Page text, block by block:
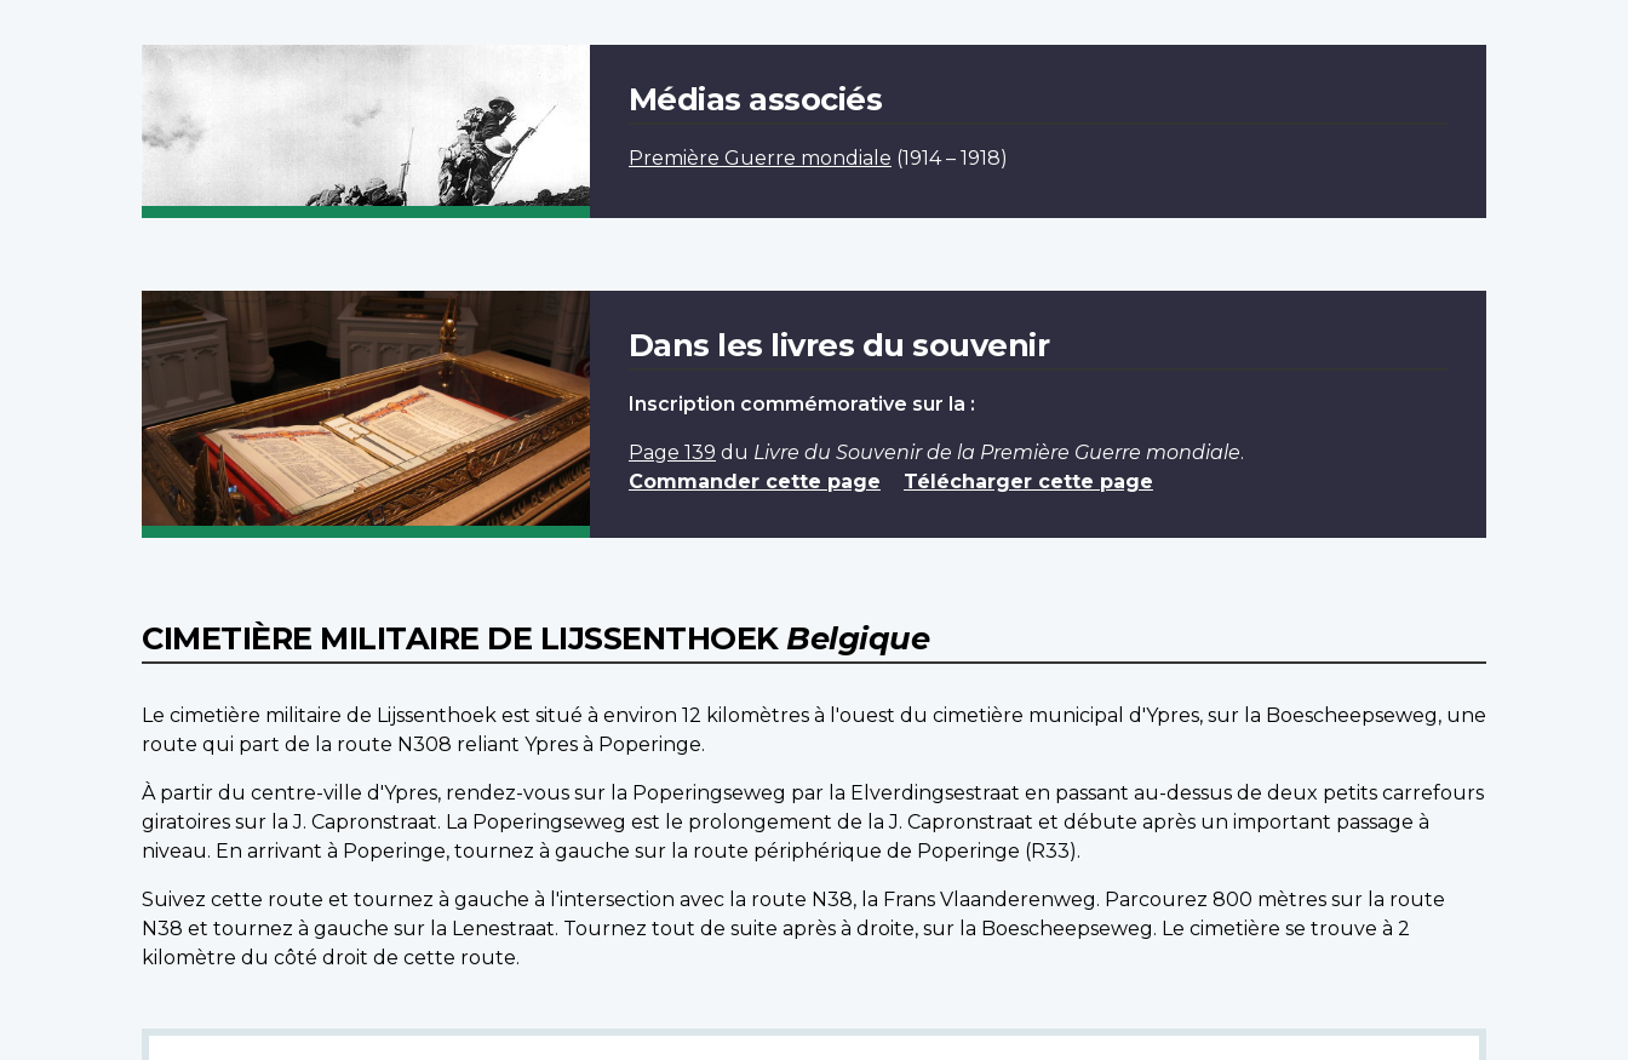
Médias associés
Première Guerre mondiale (1914 – 1918)
Dans les livres du souvenir
Inscription commémorative sur la :
Page 139 du Livre du Souvenir de la Première Guerre mondiale.
Commander cette page
Télécharger cette page
CIMETIÈRE MILITAIRE DE LIJSSENTHOEK Belgique
Le cimetière militaire de Lijssenthoek est situé à environ 12 kilomètres à l'ouest du cimetière municipal d'Ypres, sur la Boescheepseweg, une
route qui part de la route N308 reliant Ypres à Poperinge.
À partir du centre-ville d'Ypres, rendez-vous sur la Poperingseweg par la Elverdingsestraat en passant au-dessus de deux petits carrefours
giratoires sur la J. Capronstraat. La Poperingseweg est le prolongement de la J. Capronstraat et débute après un important passage à
niveau. En arrivant à Poperinge, tournez à gauche sur la route périphérique de Poperinge (R33).
Suivez cette route et tournez à gauche à l'intersection avec la route N38, la Frans Vlaanderenweg. Parcourez 800 mètres sur la route
N38 et tournez à gauche sur la Lenestraat. Tournez tout de suite après à droite, sur la Boescheepseweg. Le cimetière se trouve à 2
kilomètre du côté droit de cette route.